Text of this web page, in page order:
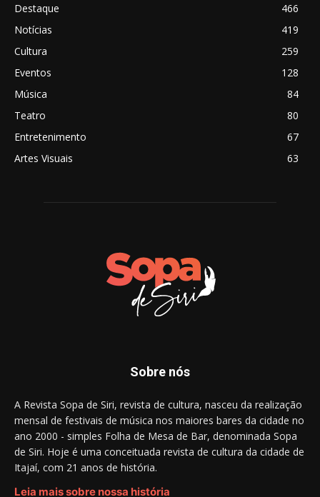
Destaque
466
Notícias
419
Cultura
259
Eventos
128
Música
84
Teatro
80
Entretenimento
67
Artes Visuais
63
Sobre nós
A Revista Sopa de Siri, revista de cultura, nasceu da realização
mensal de festivais de música nos maiores bares da cidade no
ano 2000 - simples Folha de Mesa de Bar, denominada Sopa
de Siri. Hoje é uma conceituada revista de cultura da cidade de
Itajaí, com 21 anos de história.
Leia mais sobre nossa história